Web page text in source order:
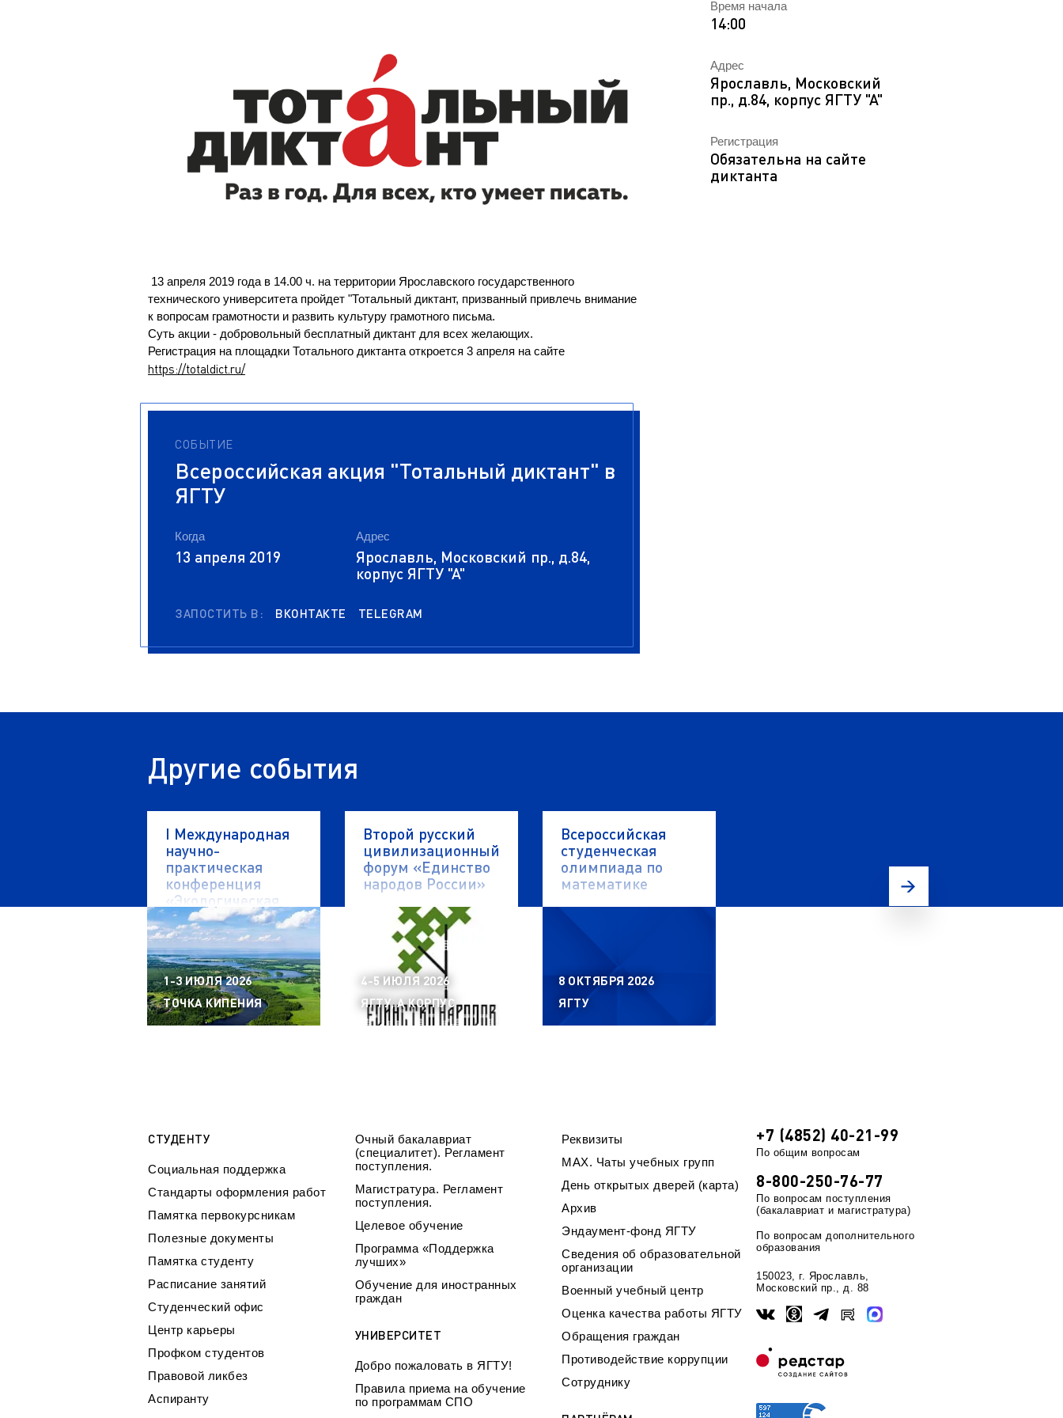
Очный бакалавриат (специалитет).
Регламент поступления.
Научно-техническая библиотека
Наука
Реквизиты
13 апреля 2019 года в 14.00 ч. на территории Ярославского государственного
технического университета пройдет "Тотальный диктант, призванный привлечь внимание
к вопросам грамотности и развить культуру грамотного письма.
Суть акции - добровольный бесплатный диктант для всех желающих.
Регистрация на площадки Тотального диктанта откроется 3 апреля на сайте
https://totaldict.ru/
СОБЫТИЕ
Всероссийская акция "Тотальный диктант" в
ЯГТУ
Когда
13 апреля 2019
Адрес
Ярославль, Московский пр., д.84,
корпус ЯГТУ "А"
ЗАПОСТИТЬ В: ВКОНТАКТЕ TELEGRAM
Время начала
14:00
Адрес
Ярославль, Московский
пр., д.84, корпус ЯГТУ "А"
Регистрация
Обязательна на сайте
диктанта
Другие события
I Международная
научно-
практическая
конференция
«Экологическая
безопасность
водных объектов»
1-3 ИЮЛЯ 2026
ТОЧКА КИПЕНИЯ
Второй русский
цивилизационный
форум «Единство
народов России»
4-5 ИЮЛЯ 2026
ЯГТУ, А КОРПУС
Всероссийская
студенческая
олимпиада по
математике
8 ОКТЯБРЯ 2026
ЯГТУ
СТУДЕНТУ
Социальная поддержка
Стандарты оформления работ
Памятка первокурсникам
Полезные документы
Памятка студенту
Расписание занятий
Студенческий офис
Центр карьеры
Профком студентов
Правовой ликбез
Аспиранту
Очный бакалавриат
(специалитет). Регламент
поступления.
Магистратура. Регламент
поступления.
Целевое обучение
Программа «Поддержка
лучших»
Обучение для иностранных
граждан
УНИВЕРСИТЕТ
Добро пожаловать в ЯГТУ!
Правила приема на обучение
по программам СПО
Реквизиты
МАХ. Чаты учебных групп
День открытых дверей (карта)
Архив
Эндаумент-фонд ЯГТУ
Сведения об образовательной
организации
Военный учебный центр
Оценка качества работы ЯГТУ
Обращения граждан
Противодействие коррупции
Сотруднику
+7 (4852) 40-21-99
По общим вопросам
8-800-250-76-77
По вопросам поступления
(бакалавриат и магистратура)
По вопросам дополнительного
образования
150023, г. Ярославль,
Московский пр., д. 88